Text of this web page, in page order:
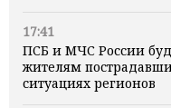
17:41
ПСБ и МЧС России
жителям
ситуациях регионов